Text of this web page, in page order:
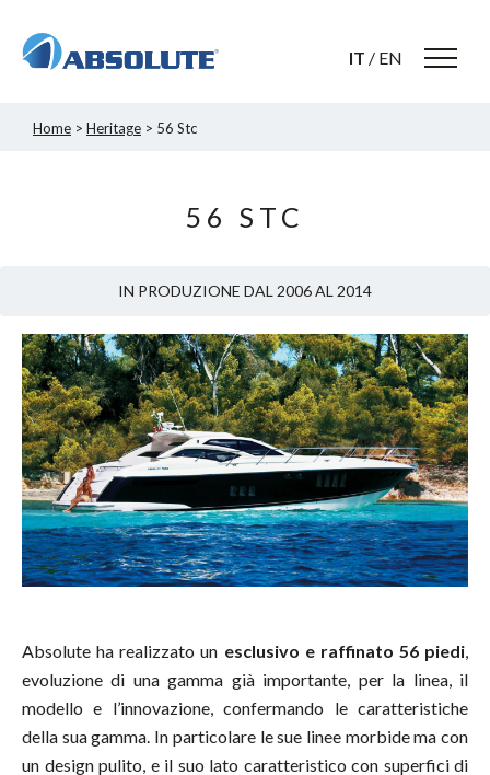
IT / EN
Home > Heritage > 56 Stc
56 STC
IN PRODUZIONE DAL 2006 AL 2014
Absolute ha realizzato un esclusivo e raffinato 56 piedi,
evoluzione di una gamma già importante, per la linea, il
modello e l’innovazione, confermando le caratteristiche
della sua gamma. In particolare le sue linee morbide ma con
un design pulito, e il suo lato caratteristico con superfici di